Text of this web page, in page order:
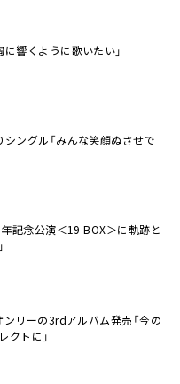
に響くように歌いたい」
ングル「みんな笑顔ぬさせで
年記念公演＜19 BOX＞に軌跡と
ンリーの3rdアルバム発売「今の
クトに」